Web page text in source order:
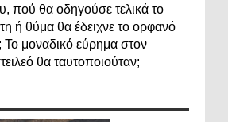
πού θα οδηγούσε τελικά το
ή θύμα θα έδειχνε το ορφανό
Το μοναδικό εύρημα στον
θα ταυτοποιούταν;